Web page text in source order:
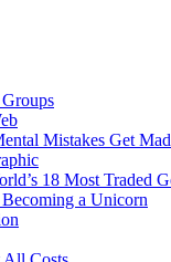
Mistakes Get
18 Most Traded
a Unicorn